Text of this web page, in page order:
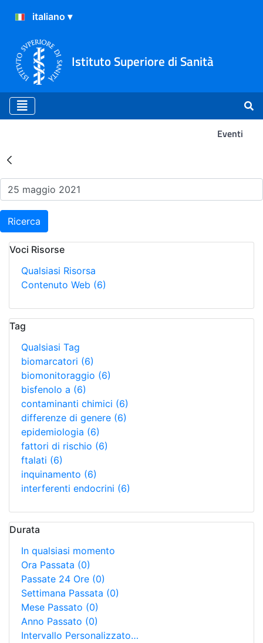
Istituto Superiore di Sanità
Eventi
Risultati della Ricerca -
Ricerca
Voci Risorse
Qualsiasi Risorsa
Contenuto Web (6)
Tag
Qualsiasi Tag
biomarcatori (6)
biomonitoraggio (6)
bisfenolo a (6)
contaminanti chimici (6)
differenze di genere (6)
epidemiologia (6)
fattori di rischio (6)
ftalati (6)
inquinamento (6)
interferenti endocrini (6)
Durata
In qualsiasi momento
Ora Passata (0)
Passate 24 Ore (0)
Settimana Passata (0)
Mese Passato (0)
Anno Passato (0)
Intervallo Personalizzato…